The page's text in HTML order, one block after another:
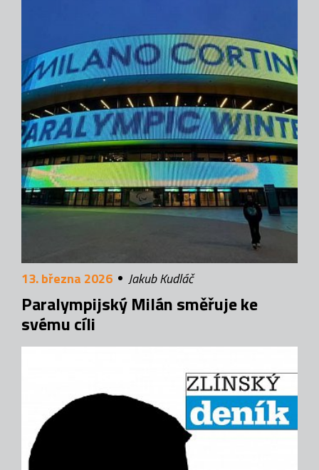
13. března 2026 Jakub Kudláč
Paralympijský Milán směřuje ke
svému cíli